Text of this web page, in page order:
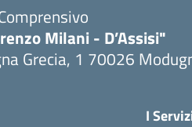
Milani - D’Assisi"
Grecia, 1 70026
I